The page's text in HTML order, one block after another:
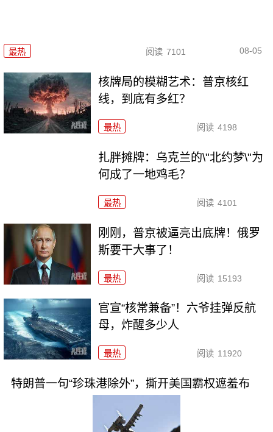
最热 阅读 7101 08-05
核牌局的模糊艺术：普京核红
线，到底有多红？
最热 阅读 4198
扎胖摊牌：乌克兰的\"北约梦\"为
何成了一地鸡毛？
最热 阅读 4101
刚刚，普京被逼亮出底牌！俄罗
斯要干大事了！
最热 阅读 15193
官宣“核常兼备”！六爷挂弹反航
母，炸醒多少人
最热 阅读 11920
特朗普一句“珍珠港除外”，撕开美国霸权遮羞布